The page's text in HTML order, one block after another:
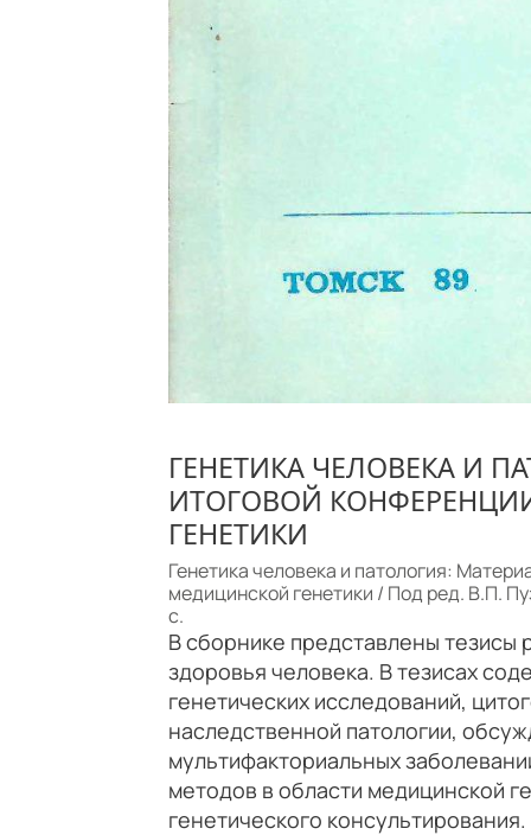
ГЕНЕТИКА ЧЕЛОВЕКА И
ИТОГОВОЙ
ГЕНЕТИКИ
Генетика человека и патология:
медицинской генетики / Под ред. В.П.
с.
В сборнике представлены тезисы
здоровья человека. В тезисах
генетических исследований,
наследственной патологии,
мультифакториальных
методов в области медицинской
генетического консультирования.